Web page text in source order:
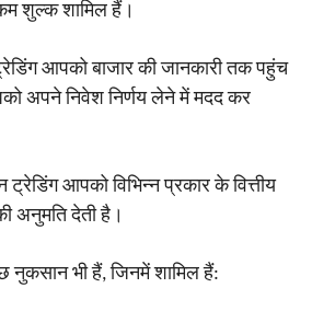
शुल्क शामिल हैं।
आपको बाजार की जानकारी तक पहुंच
अपने निवेश निर्णय लेने में मदद कर
आपको विभिन्न प्रकार के वित्तीय
अनुमति देती है।
भी हैं, जिनमें शामिल हैं: